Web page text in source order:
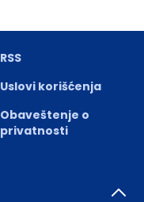
RSS
Uslovi korišćenja
Obaveštenje o
privatnosti